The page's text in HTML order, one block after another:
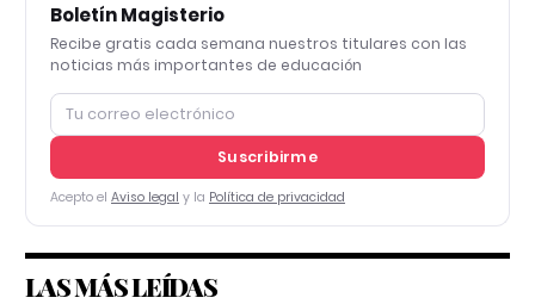
Boletín Magisterio
Recibe gratis cada semana nuestros titulares con las
noticias más importantes de educación
Suscribirme
Acepto el Aviso legal y la Política de privacidad
LAS MÁS LEÍDAS